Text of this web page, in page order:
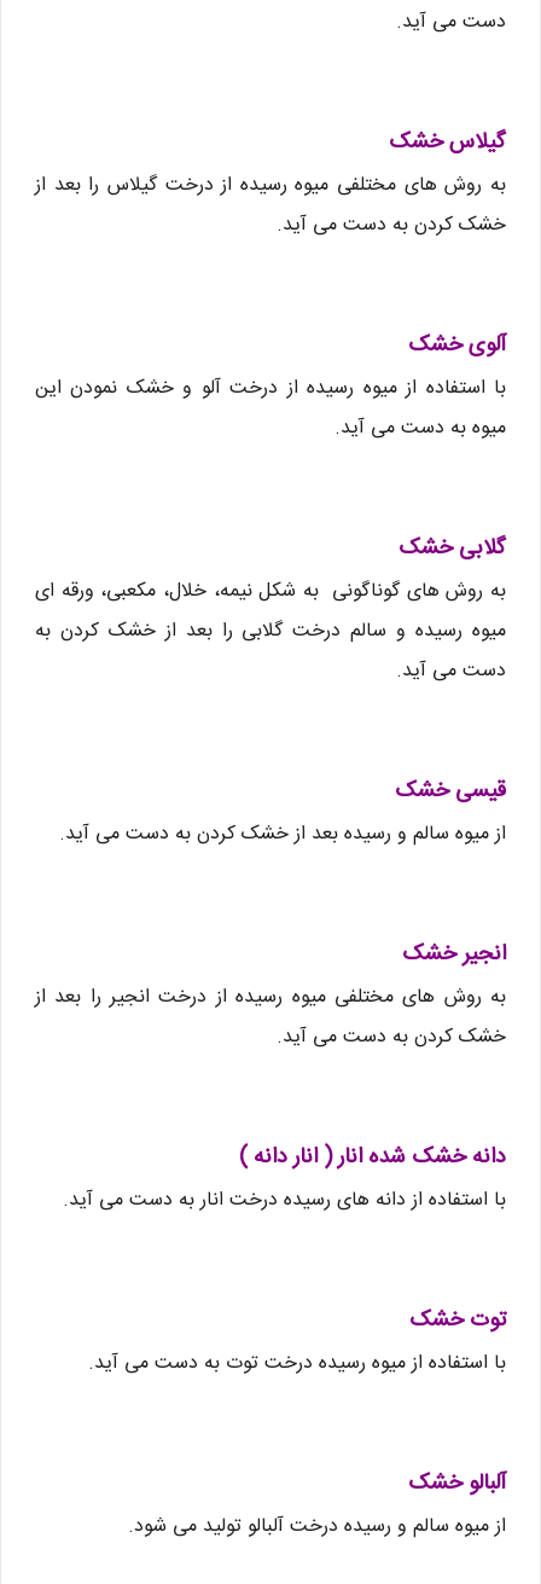
دست می آید.
گیلاس خشک
به روش های مختلفی میوه رسیده از درخت گیلاس را بعد از
خشک کردن به دست می آید.
آلوی خشک
با استفاده از میوه رسیده از درخت آلو و خشک نمودن این
میوه به دست می آید.
گلابی خشک
به روش های گوناگونی به شکل نیمه، خلال، مکعبی، ورقه ای
میوه رسیده و سالم درخت گلابی را بعد از خشک کردن به
دست می آید.
قیسی خشک
از میوه سالم و رسیده بعد از خشک کردن به دست می آید.
انجیر خشک
به روش های مختلفی میوه رسیده از درخت انجیر را بعد از
خشک کردن به دست می آید.
دانه خشک شده انار ( انار دانه )
با استفاده از دانه های رسیده درخت انار به دست می آید.
توت خشک
با استفاده از میوه رسیده درخت توت به دست می آید.
آلبالو خشک
از میوه سالم و رسیده درخت آلبالو تولید می شود.